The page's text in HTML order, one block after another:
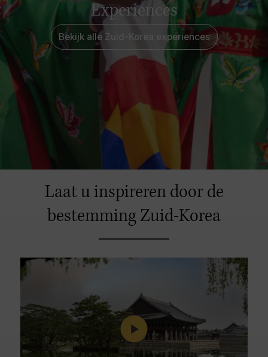
Experiences
Bekijk alle Zuid-Korea experiences
Laat u inspireren door de
bestemming Zuid-Korea